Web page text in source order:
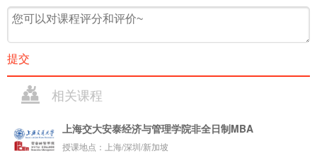
提交
相关课程
上海交大安泰经济与管理学院非全日制MBA
授课地点：上海/深圳/新加坡